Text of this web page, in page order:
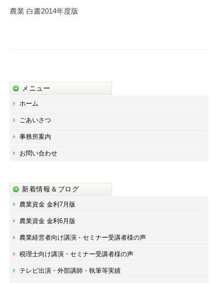
ゲ
農業 白書2014年度版
メニュー
ホーム
ごあいさつ
事務所案内
お問い合わせ
新着情報＆ブログ
農業資金 金利7月版
農業資金 金利6月版
農業経営者向け講演・セミナー受講者様の声
税理士向け講演・セミナー受講者様の声
テレビ出演・外部講師・執筆等実績